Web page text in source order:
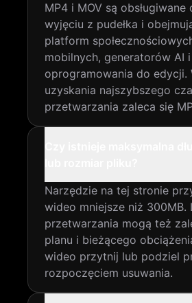
MP4 i MOV są
wyjęciu z pudełka i
platform
mobilnych, generatorów AI
oprogramowania do edycji.
uzyskania najszybszego
przetwarzania zaleca się
Narzędzie na tej stronie
wideo mniejsze niż 300MB.
przetwarzania mogą też
planu i bieżącego
wideo przytnij lub podziel
rozpoczęciem usuwania.